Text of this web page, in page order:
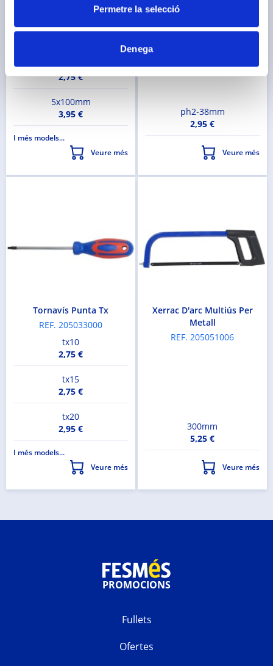
Permetre la selecció
Denega
REF. 205031000
4x38mm
3x75mm
2,75 €
5x100mm
3,95 €
I més models...
Veure més
REF. 205031005
ph2-38mm
2,95 €
Veure més
Tornavís Punta Tx
REF. 205033000
tx10
2,75 €
tx15
2,75 €
tx20
2,95 €
I més models...
Veure més
Xerrac D'arc Multiús Per
Metall
REF. 205051006
300mm
5,25 €
Veure més
PROMOCIONS
Fullets
Ofertes